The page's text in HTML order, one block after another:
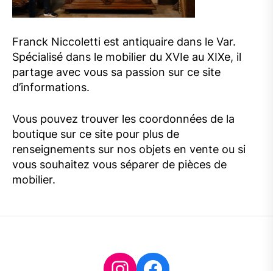
Franck Niccoletti est antiquaire dans le Var.
Spécialisé dans le mobilier du XVIe au XIXe, il
partage avec vous sa passion sur ce site
d’informations.
Vous pouvez trouver les coordonnées de la
boutique sur ce site pour plus de
renseignements sur nos objets en vente ou si
vous souhaitez vous séparer de pièces de
mobilier.